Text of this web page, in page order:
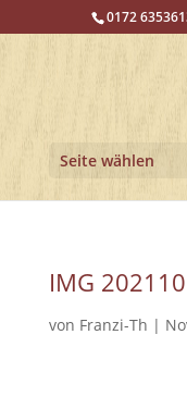
0172
Seite wählen
IMG
von Franzi-Th |